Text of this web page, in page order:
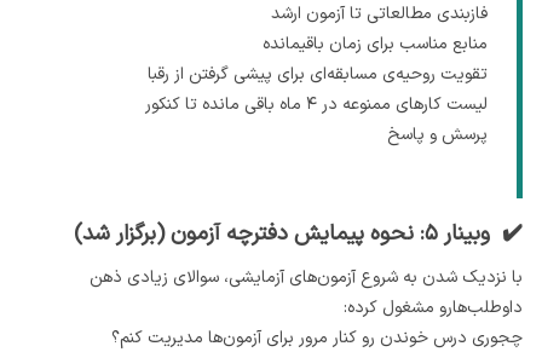
فازبندی مطالعاتی تا آزمون ارشد
منابع مناسب برای زمان باقیمانده
تقویت روحیه‌ی مسابقه‌ای برای پیشی گرفتن از رقبا
لیست کارهای ممنوعه در ۴ ماه باقی مانده تا کنکور
پرسش و پاسخ
✔️ وبینار ۵: نحوه پیمایش دفترچه آزمون (برگزار شد)
با نزدیک شدن به شروع آزمون‌های آزمایشی، سوالای زیادی ذهن
داوطلب‌هارو مشغول کرده:
چجوری درس خوندن رو کنار مرور برای آزمون‌ها مدیریت کنم؟